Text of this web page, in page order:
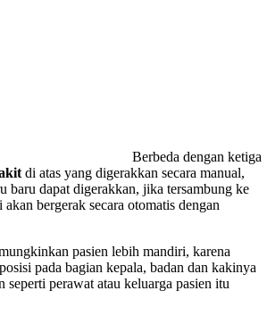
Berbeda dengan ketiga
di atas yang digerakkan secara manual,
baru dapat digerakkan, jika tersambung ke
bergerak secara otomatis dengan
pasien lebih mandiri, karena
pada bagian kepala, badan dan kakinya
seperti perawat atau keluarga pasien itu